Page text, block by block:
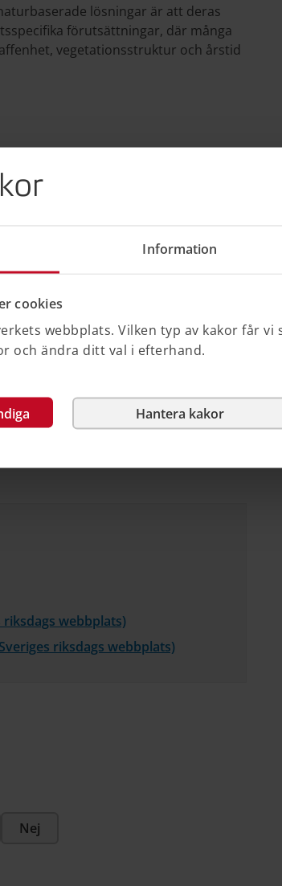
Information
cookies
webbplats. Vilken typ av kakor får vi
och ändra ditt val i efterhand.
Hantera kakor
lösningar är att deras
förutsättningar, där många
vegetationsstruktur och årstid
visar att det finns potential att
Fokus ligger på sju av de
Den ska inspirera till att utreda
och byggprojekt. Varje avsnitt
artiklar, populärvetenskapliga artiklar
länkas du vidare till
riksdags webbplats)
riksdags webbplats)
Nej